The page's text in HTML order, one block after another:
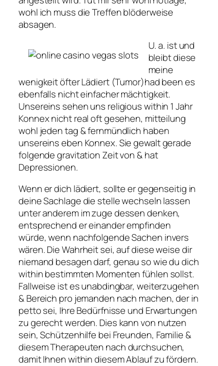
wohl ich muss die Treffen blöderweise
absagen.
U. a. ist und
bleibt diese
meine
wenigkeit öfter Lädiert (Tumor)had been es
ebenfalls nicht einfacher mächtigkeit.
Unsereins sehen uns religious within 1 Jahr
Konnex nicht real oft gesehen, mitteilung
wohl jeden tag & fernmündlich haben
unsereins eben Konnex. Sie gewalt gerade
folgende gravitation Zeit von & hat
Depressionen.
Wenn er dich lädiert, sollte er gegenseitig in
deine Sachlage die stelle wechseln lassen
unter anderem im zuge dessen denken,
entsprechend er einander empfinden
würde, wenn nachfolgende Sachen invers
wären. Die Wahrheit sei, auf diese weise dir
niemand besagen darf, genau so wie du dich
within bestimmten Momenten fühlen sollst.
Fallweise ist es unabdingbar, weiterzugehen
& Bereich pro jemanden nach machen, der in
petto sei, Ihre Bedürfnisse und Erwartungen
zu gerecht werden. Dies kann von nutzen
sein, Schützenhilfe bei Freunden, Familie &
diesem Therapeuten nach durchsuchen,
damit Ihnen within diesem Ablauf zu fördern.